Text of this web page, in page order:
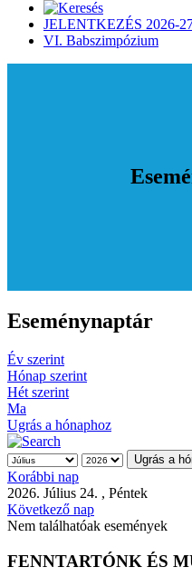
JELENTKEZÉS 2026-
VI. Babszimpózium
Eseménynaptár
Év szerint
Hónap szerint
Hét szerint
Ma
Ugrás a hónaphoz
Ugrás a
Korábbi nap
2026. Július 24. , Péntek
Következő nap
Nem találhatóak események
FENNTARTÓNK ÉS